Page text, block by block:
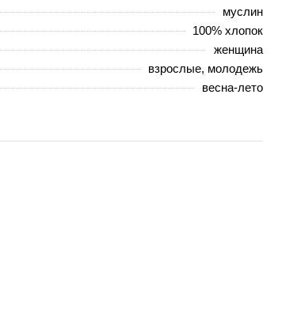
муслин
100% хлопок
женщина
взрослые, молодежь
весна-лето